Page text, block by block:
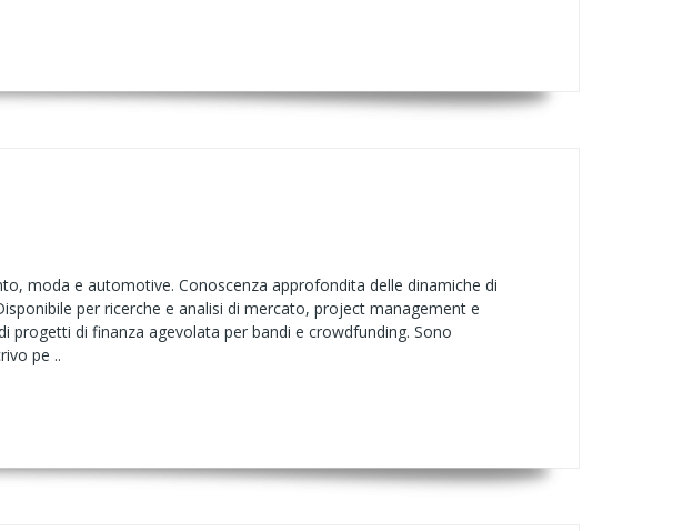
moda e automotive. Conoscenza approfondita delle dinamiche di
per ricerche e analisi di mercato, project management e
progetti di finanza agevolata per bandi e crowdfunding. Sono
pe ..